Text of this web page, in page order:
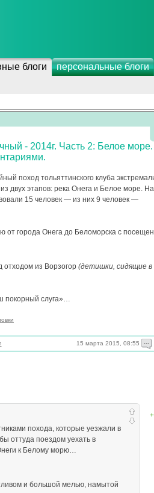
блоги персональные блоги
- 2014г. Часть 2: Белое море.
поход тольяттинского клуба
двух этапов: река Онега и Белое море. На
15 человек — из них 9 человек —
от города Онега до Беломорска с
отходом из Ворзогор (детишки, сидящие в
покорный слуга»…
15 марта 2015, 08:55
похода, которые уезжали в
оттуда поездом уехать в
к Белому морю…
и большой мелью, намытой